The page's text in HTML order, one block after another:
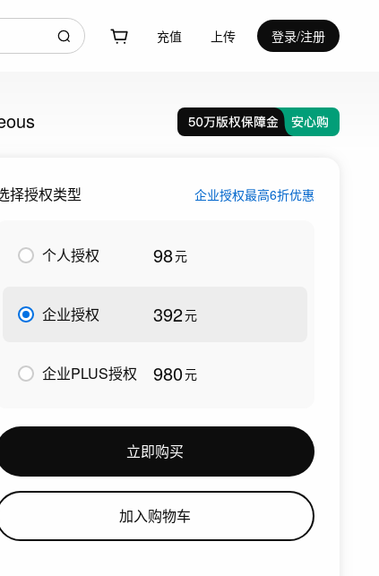
充值 上传 登录/注册
择授权类型 企业授权最高6折优惠
个人授权 98元
企业授权 392元
企业PLUS授权 980元
立即购买
加入购物车